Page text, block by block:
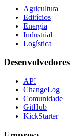
Agricultura
Edifícios
Energia
Industrial
Logística
Desenvolvedores
API
ChangeLog
Comunidade
GitHub
KickStarter